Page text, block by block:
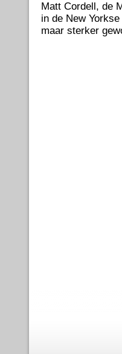
Matt Cordell, de
in de New
maar sterker